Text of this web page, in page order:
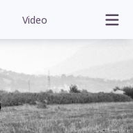
Video